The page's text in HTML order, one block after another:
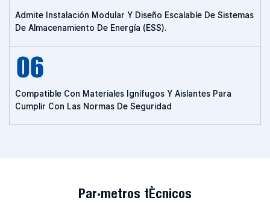
Admite Instalación Modular Y Diseño Escalable De Sistemas
De Almacenamiento De Energía (ESS).
Compatible Con Materiales Ignífugos Y Aislantes Para
Cumplir Con Las Normas De Seguridad
Parámetros técnicos